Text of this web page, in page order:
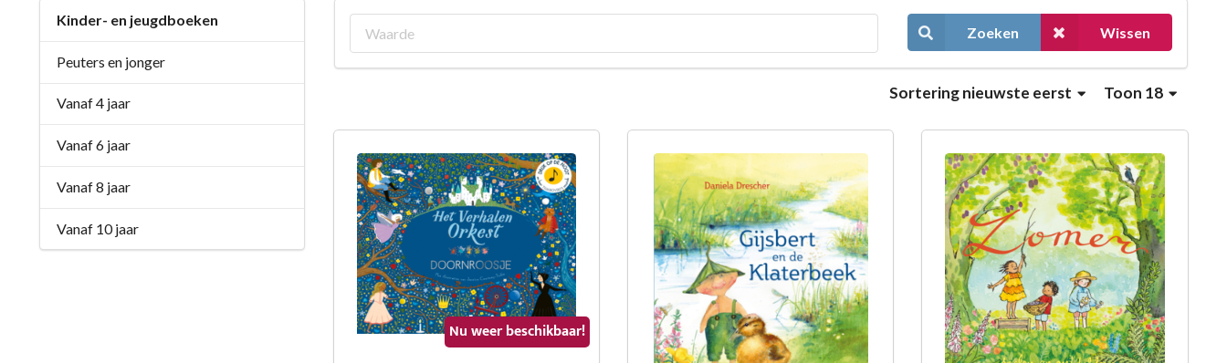
Kinder- en jeugdboeken
Peuters en jonger
Vanaf 4 jaar
Vanaf 6 jaar
Vanaf 8 jaar
Vanaf 10 jaar
Zoeken Wissen
Toon 18
Sorteringnieuwste eerst
Nu weer beschikbaar!